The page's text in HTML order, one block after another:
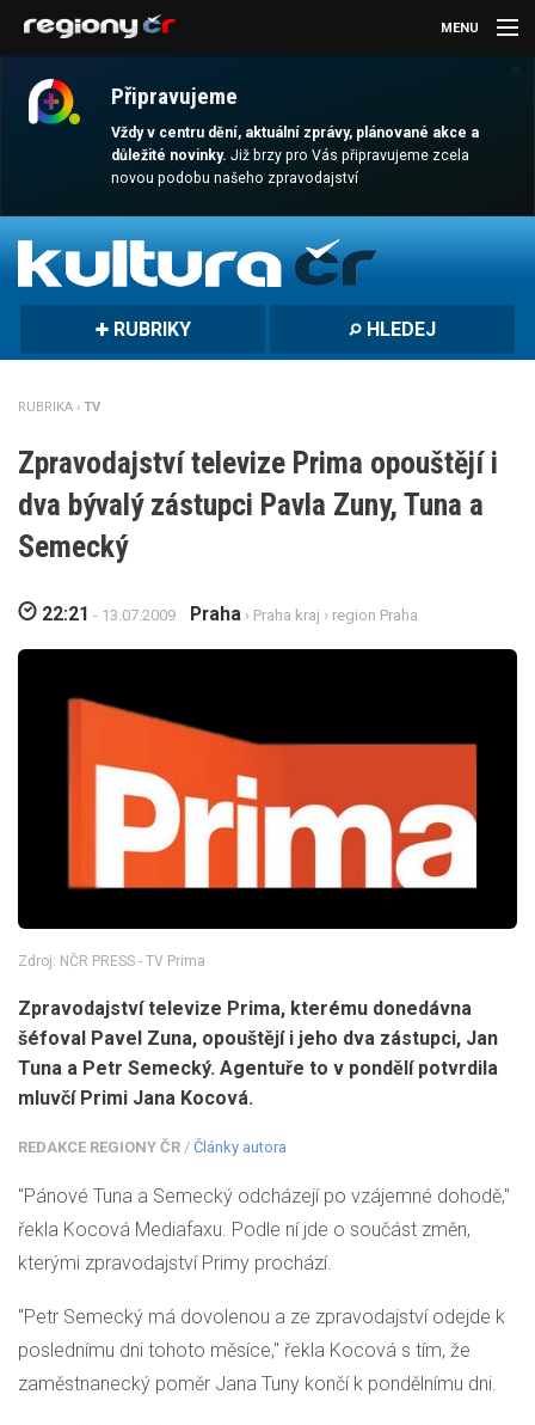
Připravujeme
Vždy v centru dění, aktuální zprávy, plánované akce a
důležité novinky.Již brzy pro Vás připravujeme zcela
novou podobu našeho zpravodajství
MENU
AKTUALITY
MAGAZÍN
RUBRIKY HLEDEJ
RUBRIKA › TV
Zpravodajství televize Prima opouštějí i
dva bývalý zástupci Pavla Zuny, Tuna a
Semecký
22:21 - 13.07.2009 Praha › Praha kraj › region Praha
Zdroj: NČR PRESS - TV Prima
Zpravodajství televize Prima, kterému donedávna
šéfoval Pavel Zuna, opouštějí i jeho dva zástupci, Jan
Tuna a Petr Semecký. Agentuře to v pondělí potvrdila
mluvčí Primi Jana Kocová.
REDAKCE REGIONY ČR / Články autora
"Pánové Tuna a Semecký odcházejí po vzájemné dohodě,"
řekla Kocová Mediafaxu. Podle ní jde o součást změn,
kterými zpravodajství Primy prochází.
"Petr Semecký má dovolenou a ze zpravodajství odejde k
poslednímu dni tohoto měsíce," řekla Kocová s tím, že
zaměstnanecký poměr Jana Tuny končí k pondělnímu dni.